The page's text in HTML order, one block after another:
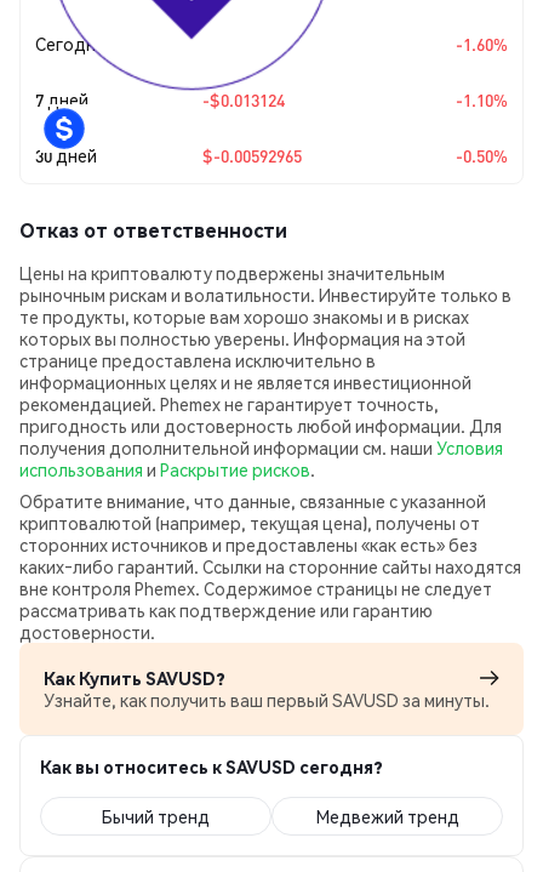
Сегодня -1.60%
7 дней -$0.013124 -1.10%
30 дней $-0.00592965 -0.50%
Отказ от ответственности
Цены на криптовалюту подвержены значительным
рыночным рискам и волатильности. Инвестируйте только в
те продукты, которые вам хорошо знакомы и в рисках
которых вы полностью уверены. Информация на этой
странице предоставлена исключительно в
информационных целях и не является инвестиционной
рекомендацией. Phemex не гарантирует точность,
пригодность или достоверность любой информации. Для
получения дополнительной информации см. наши Условия
использования и Раскрытие рисков.
Обратите внимание, что данные, связанные с указанной
криптовалютой (например, текущая цена), получены от
сторонних источников и предоставлены «как есть» без
каких‑либо гарантий. Ссылки на сторонние сайты находятся
вне контроля Phemex. Содержимое страницы не следует
рассматривать как подтверждение или гарантию
достоверности.
Как Купить SAVUSD?
Узнайте, как получить ваш первый SAVUSD за минуты.
Как вы относитесь к SAVUSD сегодня?
Бычий тренд Медвежий тренд